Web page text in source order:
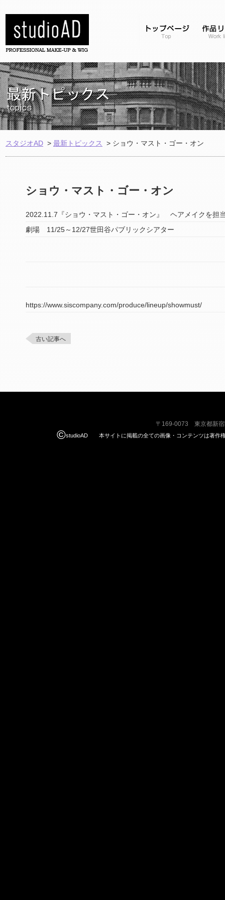
スタジオAD > 最新トピックス > ショウ・マスト・ゴー・オン
ショウ・マスト・ゴー・オン
2022.11.7『ショウ・マスト・ゴー・オン』 ヘアメイクを
劇場 11/25～12/27世田谷パブリックシアター
https://www.siscompany.com/produce/lineup/showmust/
古い記事へ
〒169-0073 東京都新宿
©studioAD 本サイトに掲載の全ての画像・コンテンツは著作権